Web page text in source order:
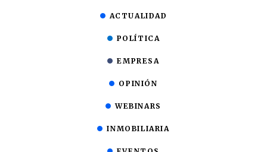
ACTUALIDAD
POLÍTICA
EMPRESA
OPINIÓN
WEBINARS
INMOBILIARIA